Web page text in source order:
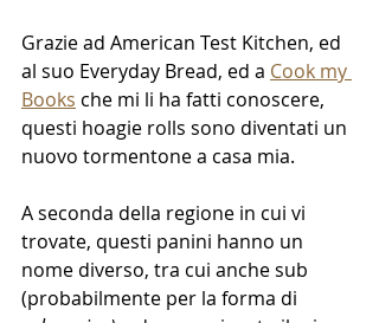
Grazie ad American Test Kitchen, ed
al suo Everyday Bread, ed a Cook my
Books che mi li ha fatti conoscere,
questi hoagie rolls sono diventati un
nuovo tormentone a casa mia.
A seconda della regione in cui vi
trovate, questi panini hanno un
nome diverso, tra cui anche sub
(probabilmente per la forma di